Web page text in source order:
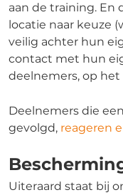
aan de training. En
locatie naar keuze
veilig achter hun
contact met hun
deelnemers, op
Deelnemers die
gevolgd, reageren
Uiteraard staat bij